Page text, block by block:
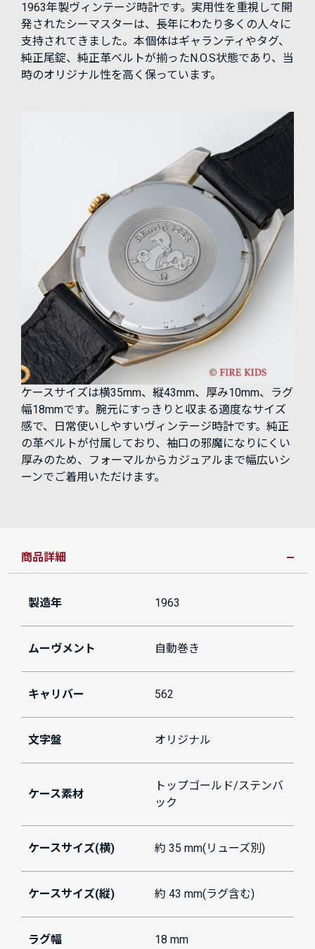
1963年製ヴィンテージ時計です。実用性を重視して開
発されたシーマスターは、長年にわたり多くの人々に
支持されてきました。本個体はギャランティやタグ、
純正尾錠、純正革ベルトが揃ったN.O.S状態であり、当
時のオリジナル性を高く保っています。
ケースサイズは横35mm、縦43mm、厚み10mm、ラグ
幅18mmです。腕元にすっきりと収まる適度なサイズ
感で、日常使いしやすいヴィンテージ時計です。純正
の革ベルトが付属しており、袖口の邪魔になりにくい
厚みのため、フォーマルからカジュアルまで幅広いシ
ーンでご着用いただけます。
商品詳細
製造年 1963
ムーヴメント 自動巻き
キャリバー 562
文字盤 オリジナル
ケース素材
トップゴールド/ステンバ
ック
ケースサイズ(横) 約 35 mm(リューズ別)
ケースサイズ(縦) 約 43 mm(ラグ含む)
ラグ幅 18 mm